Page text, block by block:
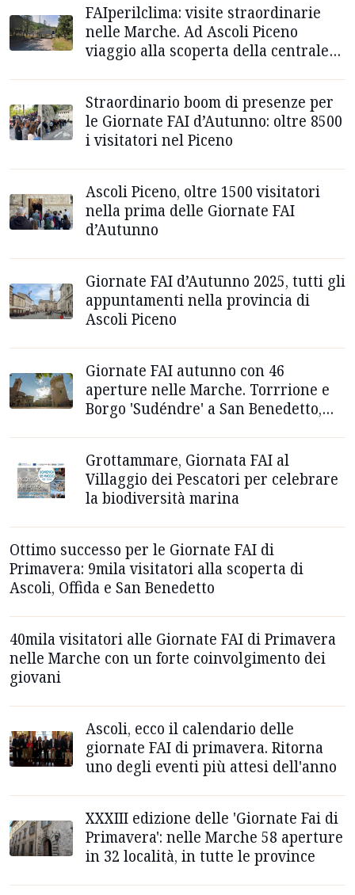
FAIperilclima: visite straordinarie
nelle Marche. Ad Ascoli Piceno
viaggio alla scoperta della centrale
Straordinario boom di presenze per
le Giornate FAI d’Autunno: oltre 8500
i visitatori nel Piceno
Ascoli Piceno, oltre 1500 visitatori
nella prima delle Giornate FAI
d’Autunno
Giornate FAI d’Autunno 2025, tutti gli
appuntamenti nella provincia di
Ascoli Piceno
Giornate FAI autunno con 46
aperture nelle Marche. Torrrione e
Borgo 'Sudéndre' a San Benedetto,
Grottammare, Giornata FAI al
Villaggio dei Pescatori per celebrare
la biodiversità marina
Ottimo successo per le Giornate FAI di
Primavera: 9mila visitatori alla scoperta di
Ascoli, Offida e San Benedetto
40mila visitatori alle Giornate FAI di Primavera
nelle Marche con un forte coinvolgimento dei
giovani
Ascoli, ecco il calendario delle
giornate FAI di primavera. Ritorna
uno degli eventi più attesi dell'anno
XXXIII edizione delle 'Giornate Fai di
Primavera': nelle Marche 58 aperture
in 32 località, in tutte le province